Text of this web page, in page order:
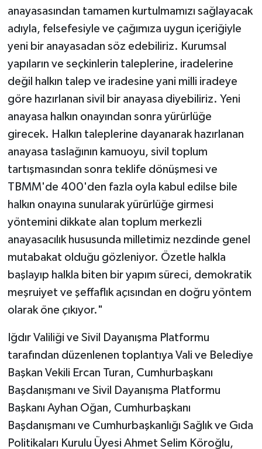
anayasasından tamamen kurtulmamızı sağlayacak
adıyla, felsefesiyle ve çağımıza uygun içeriğiyle
yeni bir anayasadan söz edebiliriz. Kurumsal
yapıların ve seçkinlerin taleplerine, iradelerine
değil halkın talep ve iradesine yani milli iradeye
göre hazırlanan sivil bir anayasa diyebiliriz. Yeni
anayasa halkın onayından sonra yürürlüğe
girecek. Halkın taleplerine dayanarak hazırlanan
anayasa taslağının kamuoyu, sivil toplum
tartışmasından sonra teklife dönüşmesi ve
TBMM'de 400'den fazla oyla kabul edilse bile
halkın onayına sunularak yürürlüğe girmesi
yöntemini dikkate alan toplum merkezli
anayasacılık hususunda milletimiz nezdinde genel
mutabakat olduğu gözleniyor. Özetle halkla
başlayıp halkla biten bir yapım süreci, demokratik
meşruiyet ve şeffaflık açısından en doğru yöntem
olarak öne çıkıyor."
Iğdır Valiliği ve Sivil Dayanışma Platformu
tarafından düzenlenen toplantıya Vali ve Belediye
Başkan Vekili Ercan Turan, Cumhurbaşkanı
Başdanışmanı ve Sivil Dayanışma Platformu
Başkanı Ayhan Oğan, Cumhurbaşkanı
Başdanışmanı ve Cumhurbaşkanlığı Sağlık ve Gıda
Politikaları Kurulu Üyesi Ahmet Selim Köroğlu,